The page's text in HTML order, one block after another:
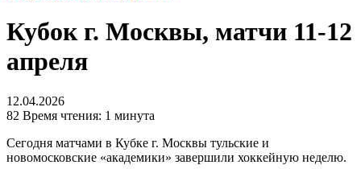
Кубок г. Москвы, матчи 11-12
апреля
12.04.2026
82 Время чтения: 1 минута
Сегодня матчами в Кубке г. Москвы тульские и
новомосковские «академики» завершили хоккейную неделю.